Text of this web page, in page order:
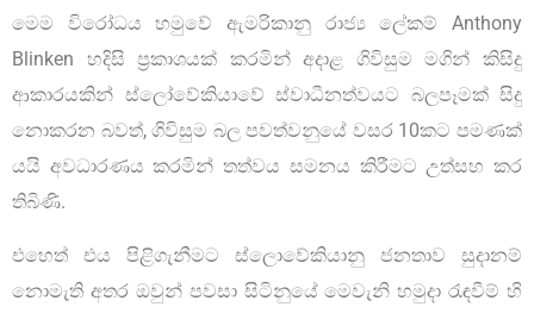
මෙම විරෝධය හමුවේ ඇමරිකානු රාජ්‍ය ලේකම් Anthony
Blinken හදිසි ප්‍රකාශයක් කරමින් අදාළ ගිවිසුම මගින් කිසිදු
ආකාරයකින් ස්ලෝවේකියාවේ ස්වාධීනත්වයට බලපෑමක් සිදු
නොකරන බවත්, ගිවිසුම බල පවත්වනුයේ වසර 10කට පමණක්
යයි අවධාරණය කරමින් තත්වය සමනය කිරීමට උත්සහ කර
තිබිණි.
එහෙත් එය පිළිගැනීමට ස්ලොවේකියානු ජනතාව සුදානම්
නොමැති අතර ඔවුන් පවසා සිටිනුයේ මෙවැනි හමුදා රැඳවීම් හි